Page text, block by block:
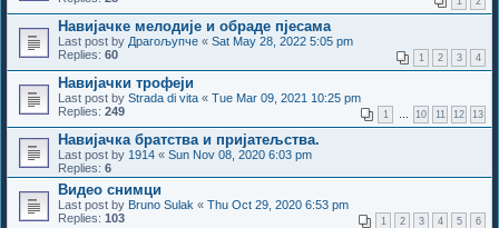
Навијачке мелодије и обраде пјесама
Last post by Драгољупче « Sat May 28, 2022 5:05 pm
Replies: 60 1 2 3 4
Навијачки трофеји
Last post by Strada di vita « Tue Mar 09, 2021 10:25 pm
Replies: 249 1 … 10 11 12 13
Навијачка братства и пријатељства.
Last post by 1914 « Sun Nov 08, 2020 6:03 pm
Replies: 6
Видео снимци
Last post by Bruno Sulak « Thu Oct 29, 2020 6:53 pm
Replies: 103 1 2 3 4 5 6